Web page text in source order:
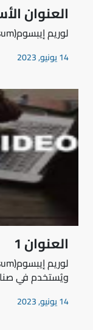
العنوان
لوريم إيبسوم(Lorem Ipsum) هو ببساطة نص شكلي
14 يونيو, 2023
العنوان 1
ويُستخدم في
14 يونيو, 2023